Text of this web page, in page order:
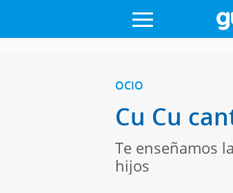
OCIO
Cu Cu
Te enseñamos
hijos